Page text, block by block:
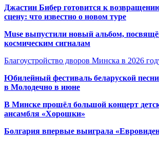
Джастин Бибер готовится к
сцену: что известно о новом туре
Muse выпустили новый альбом,
космическим сигналам
Благоустройство дворов Минска в 2026
Юбилейный фестиваль беларуской песни
в Молодечно в июне
В Минске прошёл большой концерт
ансамбля «Хорошки»
Болгария впервые выиграла